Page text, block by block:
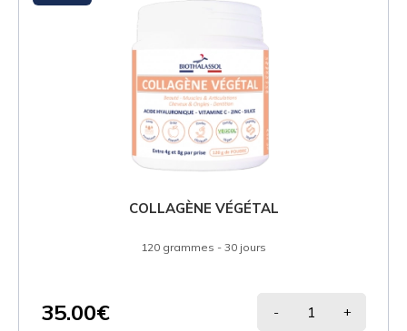
COLLAGÈNE VÉGÉTAL
120 grammes - 30 jours
35.00€ - +